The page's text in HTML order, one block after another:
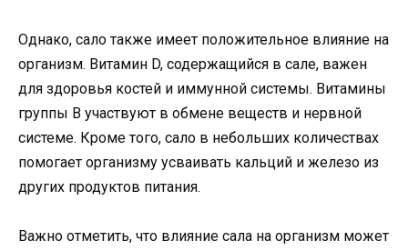
Однако, сало также имеет положительное влияние на
организм. Витамин D, содержащийся в сале, важен
для здоровья костей и иммунной системы. Витамины
группы B участвуют в обмене веществ и нервной
системе. Кроме того, сало в небольших количествах
помогает организму усваивать кальций и железо из
других продуктов питания.
Важно отметить, что влияние сала на организм может